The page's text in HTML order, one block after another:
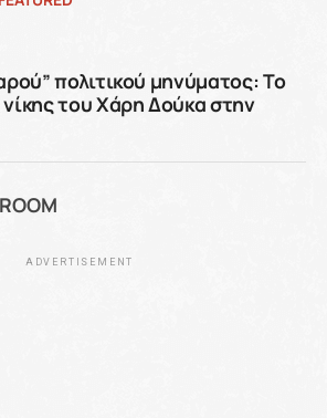
πολιτικού μηνύματος: Το
του Χάρη Δούκα στην
ADVERTISEMENT